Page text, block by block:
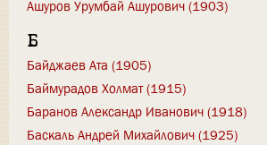
Ашуров Урумбай Ашурович (1903)
Б
Байджаев Ата (1905)
Баймурадов Холмат (1915)
Баранов Александр Иванович (1918)
Баскаль Андрей Михайлович (1925)